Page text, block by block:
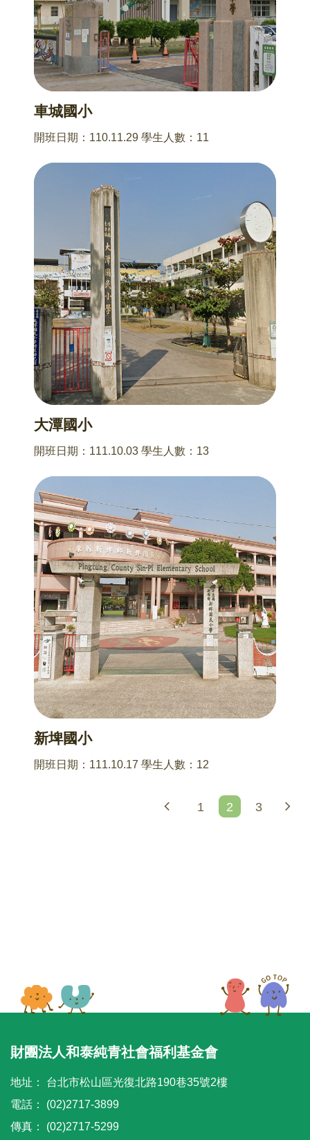
車城國小
開班日期：110.11.29 學生人數：11
大潭國小
開班日期：111.10.03 學生人數：13
新埤國小
開班日期：111.10.17 學生人數：12
1 2 3
財團法人和泰純青社會福利基金會
地址：
台北市松山區光復北路190巷35號2樓
電話：
(02)2717-3899
傳真：
(02)2717-5299